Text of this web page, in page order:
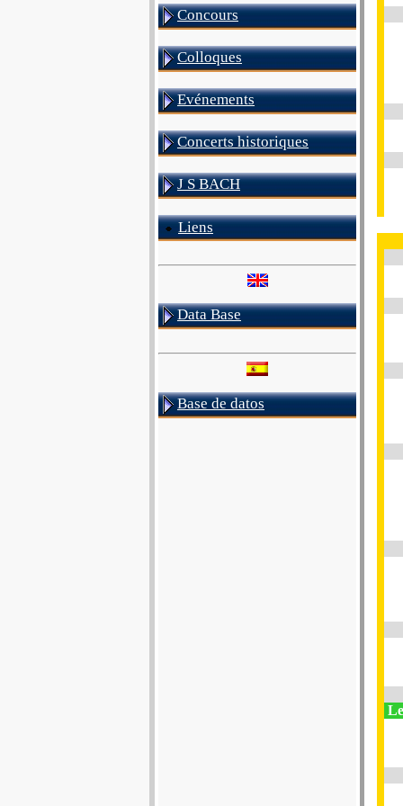
Concours
Colloques
Evénements
Concerts historiques
J S BACH
Liens
Data Base
Base de datos